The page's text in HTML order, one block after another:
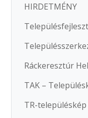
HIRDETMÉNY
Ráckeresztúr
TAK –
TR-